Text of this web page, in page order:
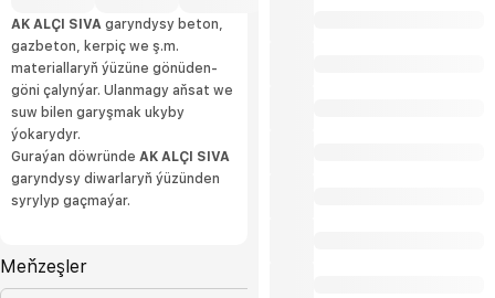
AK ALÇI SIVA garyndysy beton,
gazbeton, kerpiç we ş.m.
materiallaryň ýüzüne gönüden-
göni çalynýar. Ulanmagy aňsat we
suw bilen garyşmak ukyby
ýokarydyr.
Guraýan döwründe AK ALÇI SIVA
garyndysy diwarlaryň ýüzünden
syrylyp gaçmaýar.
Meňzeşler